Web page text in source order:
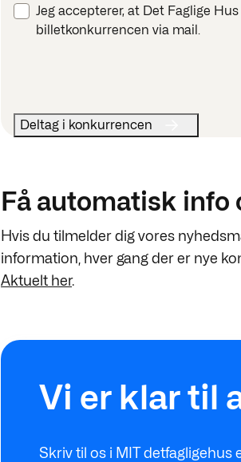
Jeg accepterer, at Det Faglige
billetkonkurrencen via mail.
Få automatisk info
Hvis du tilmelder dig vores
information, hver gang der er nye
Aktuelt her.
Vi er klar til
Skriv til os i MIT detfagligehus